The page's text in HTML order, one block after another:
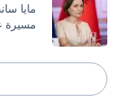
مايا
مسيرة